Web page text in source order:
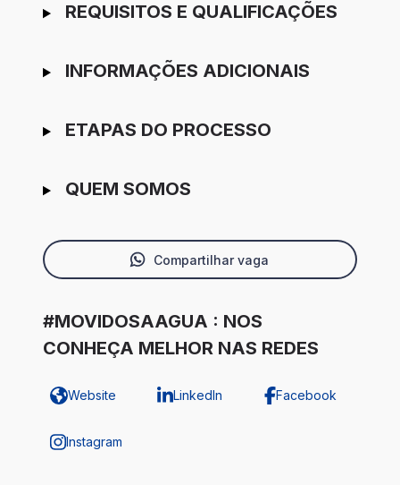
REQUISITOS E QUALIFICAÇÕES
INFORMAÇÕES ADICIONAIS
ETAPAS DO PROCESSO
QUEM SOMOS
Compartilhar vaga
#MOVIDOSAAGUA : NOS
CONHEÇA MELHOR NAS REDES
Website LinkedIn Facebook
Instagram